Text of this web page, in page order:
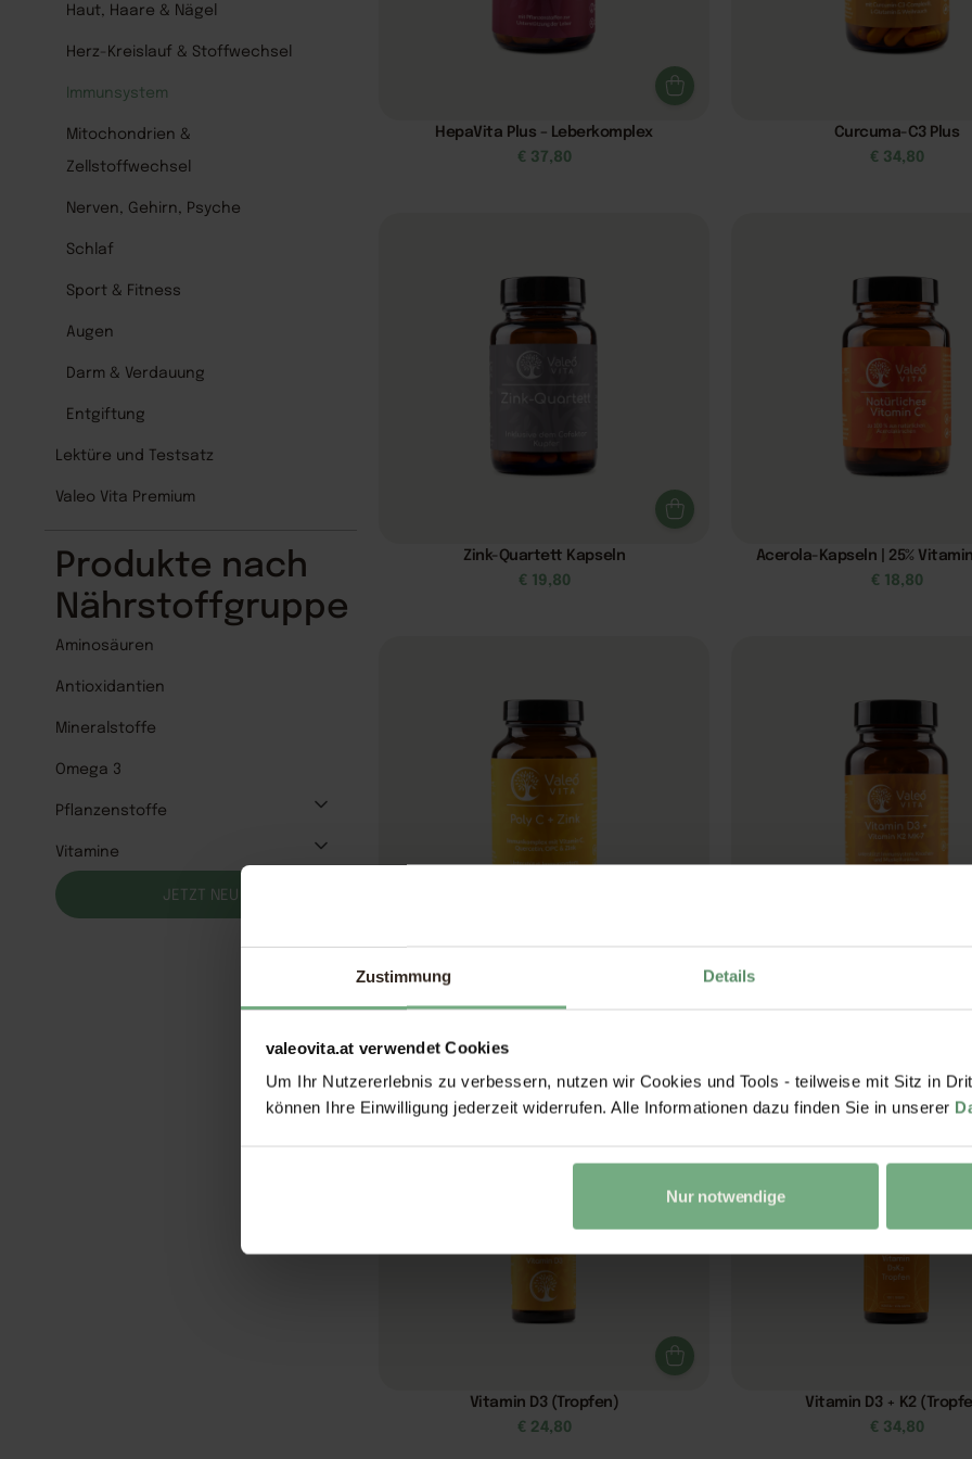
Zustimmung Details
valeovita.at verwendet Cookies
Um Ihr Nutzererlebnis zu verbessern, nutzen wir Cookies und Tools - teilweise mit Sitz in
können Ihre Einwilligung jederzeit widerrufen. Alle Informationen dazu finden Sie in unserer
Nur notwendige
Haut, Haare & Nägel
Herz-Kreislauf & Stoffwechsel
Immunsystem
Mitochondrien &
Zellstoffwechsel
Nerven, Gehirn, Psyche
Schlaf
Sport & Fitness
Augen
Darm & Verdauung
Entgiftung
Lektüre und Testsatz
Valeo Vita Premium
Produkte nach
Nährstoffgruppe
Aminosäuren
Antioxidantien
Mineralstoffe
Omega 3
Pflanzenstoffe
Vitamine
JETZT NEU
HepaVita Plus – Leberkomplex
€ 37,80
Curcuma-C3 Plus
€ 34,80
Zink-Quartett Kapseln
€ 19,80
Acerola-Kapseln | 25%
€ 18,80
Poly C + Zink – Vitamin C Immunkomplex
€34,80
Vitamin D3 (Tropfen)
€ 24,80
Vitamin D3 + K2
€ 34,80